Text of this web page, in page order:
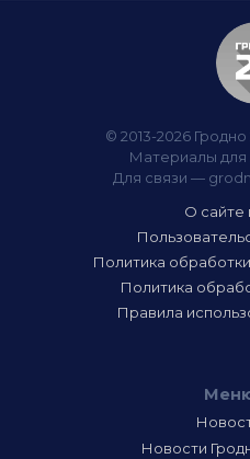
© 2013-2026
Материалы для
Для связи —
О сайте
Политика
Политика
Правила
Новости